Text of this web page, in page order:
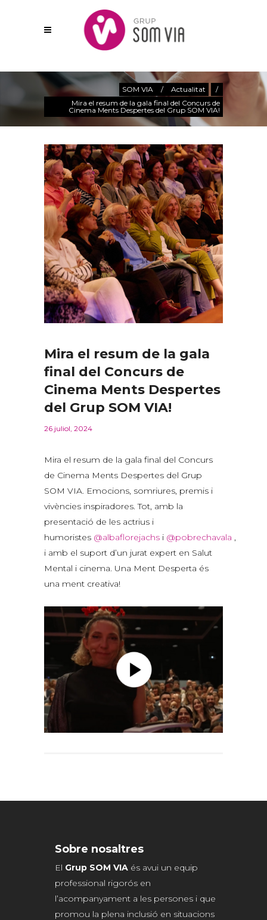
SOM VIA / Actualitat
/
Mira el resum de la gala final del Concurs de
Cinema Ments Despertes del Grup SOM VIA!
Actualitat
Mira el resum de la gala
final del Concurs de
Cinema Ments Despertes
del Grup SOM VIA!
26 juliol, 2024
Mira el resum de la gala final del Concurs
de Cinema Ments Despertes del Grup
SOM VIA. Emocions, somriures, premis i
vivències inspiradores. Tot, amb la
presentació de les actrius i
humoristes @albaflorejachs i @pobrechavala ,
i amb el suport d’un jurat expert en Salut
Mental i cinema. Una Ment Desperta és
una ment creativa!
Sobre nosaltres
El Grup SOM VIA és avui un equip
professional rigorós en
l’acompanyament a les persones i que
promou la plena inclusió en situacions